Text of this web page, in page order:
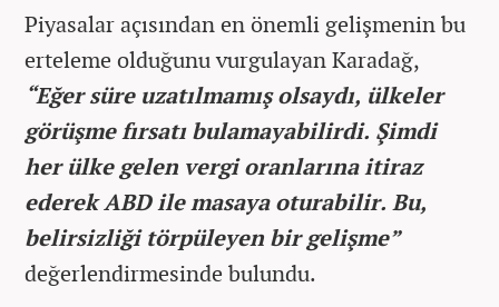
Piyasalar açısından en önemli gelişmenin bu
erteleme olduğunu vurgulayan Karadağ,
“Eğer süre uzatılmamış olsaydı, ülkeler
görüşme fırsatı bulamayabilirdi. Şimdi
her ülke gelen vergi oranlarına itiraz
ederek ABD ile masaya oturabilir. Bu,
belirsizliği törpüleyen bir gelişme”
değerlendirmesinde bulundu.